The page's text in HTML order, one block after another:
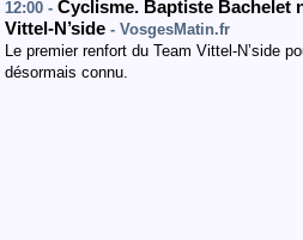
12:00 - Cyclisme. Baptiste Bachelet
Vittel-N’side - VosgesMatin.fr
Le premier renfort du Team Vittel-N’side
désormais connu.